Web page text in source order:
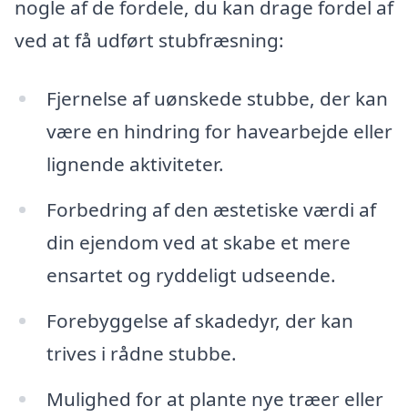
nogle af de fordele, du kan drage fordel af
ved at få udført stubfræsning:
Fjernelse af uønskede stubbe, der kan
være en hindring for havearbejde eller
lignende aktiviteter.
Forbedring af den æstetiske værdi af
din ejendom ved at skabe et mere
ensartet og ryddeligt udseende.
Forebyggelse af skadedyr, der kan
trives i rådne stubbe.
Mulighed for at plante nye træer eller